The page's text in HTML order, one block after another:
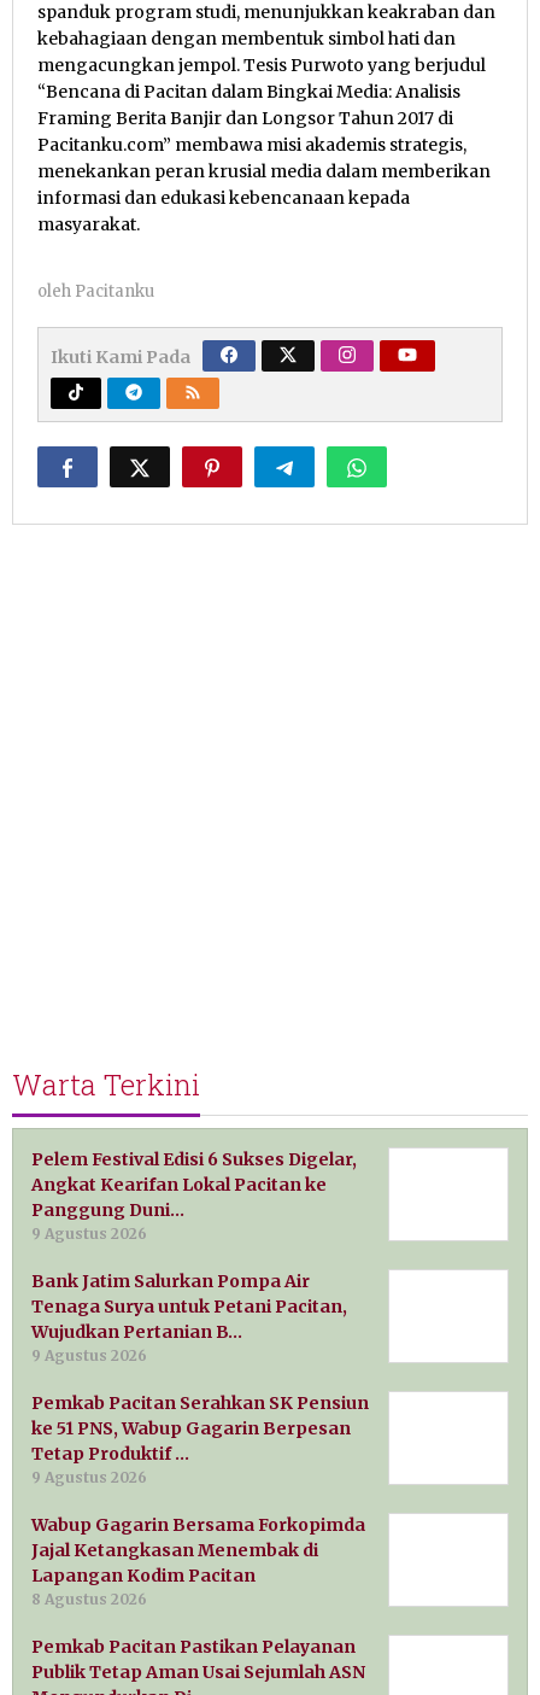
spanduk program studi, menunjukkan keakraban dan
kebahagiaan dengan membentuk simbol hati dan
mengacungkan jempol. Tesis Purwoto yang berjudul
“Bencana di Pacitan dalam Bingkai Media: Analisis
Framing Berita Banjir dan Longsor Tahun 2017 di
Pacitanku.com” membawa misi akademis strategis,
menekankan peran krusial media dalam memberikan
informasi dan edukasi kebencanaan kepada
masyarakat.
oleh Pacitanku
Ikuti Kami Pada
Warta Terkini
Pelem Festival Edisi 6 Sukses Digelar,
Angkat Kearifan Lokal Pacitan ke
Panggung Duni…
9 Agustus 2026
Bank Jatim Salurkan Pompa Air
Tenaga Surya untuk Petani Pacitan,
Wujudkan Pertanian B…
9 Agustus 2026
Pemkab Pacitan Serahkan SK Pensiun
ke 51 PNS, Wabup Gagarin Berpesan
Tetap Produktif …
9 Agustus 2026
Wabup Gagarin Bersama Forkopimda
Jajal Ketangkasan Menembak di
Lapangan Kodim Pacitan
8 Agustus 2026
Pemkab Pacitan Pastikan Pelayanan
Publik Tetap Aman Usai Sejumlah ASN